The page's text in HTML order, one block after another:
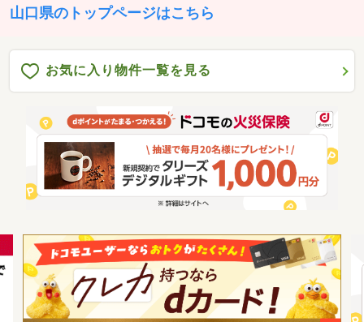
山口県のトップページはこちら
お気に入り物件一覧を見る